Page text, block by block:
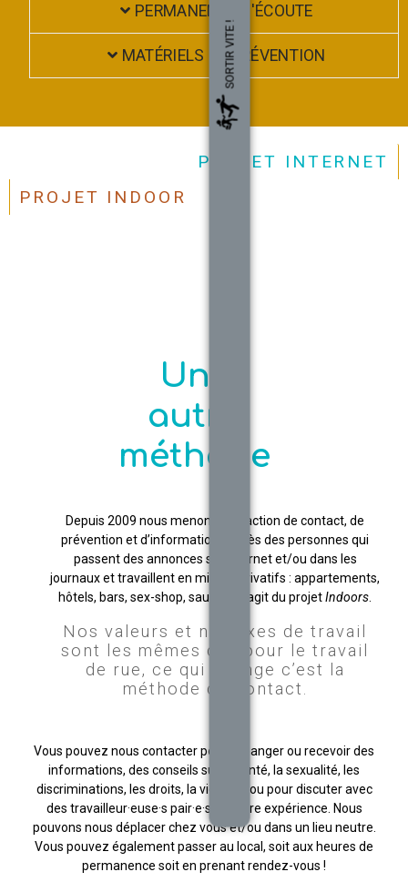
SORTIR VITE !
PERMANENCE D'ÉCOUTE
MATÉRIELS DE PRÉVENTION
PROJET INTERNET
PROJET INDOOR
Une
autre
méthode
Depuis 2009 nous menons une action de contact, de
prévention et d’information auprès des personnes qui
passent des annonces sur Internet et/ou dans les
journaux et travaillent en milieux privatifs : appartements,
hôtels, bars, sex-shop, sauna. Il s’agit du projetIndoors
Nos valeurs et nos axes de travail
sont les mêmes que pour le travail
de rue, ce qui change c’est la
méthode de contact.
Vous pouvez nous contacter pour échanger ou recevoir des
informations, des conseils sur la santé, la sexualité, les
discriminations, les droits, la violence ou pour discuter avec
des travailleur·euse·s pair·e·s de votre expérience. Nous
pouvons nous déplacer chez vous et/ou dans un lieu neutre.
Vous pouvez également passer au local, soit aux heures de
permanence soit en prenant rendez-vous !